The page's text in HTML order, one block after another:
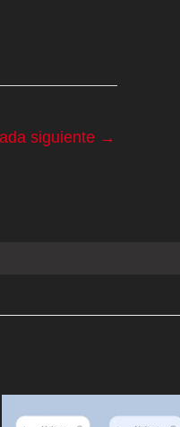
siguiente →